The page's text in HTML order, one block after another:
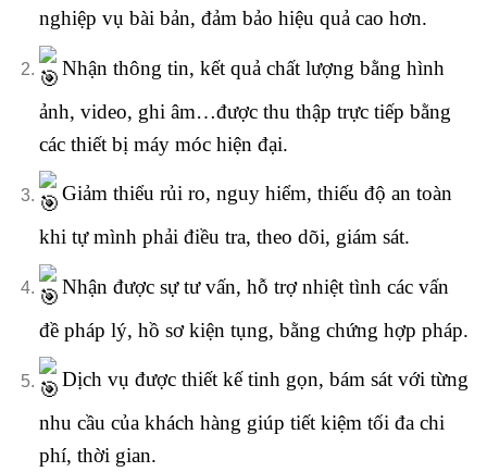
nghiệp vụ bài bản, đảm bảo hiệu quả cao hơn.
Nhận thông tin, kết quả chất lượng bằng hình
ảnh, video, ghi âm…được thu thập trực tiếp bằng
các thiết bị máy móc hiện đại.
Giảm thiểu rủi ro, nguy hiểm, thiếu độ an toàn
khi tự mình phải điều tra, theo dõi, giám sát.
Nhận được sự tư vấn, hỗ trợ nhiệt tình các vấn
đề pháp lý, hồ sơ kiện tụng, bằng chứng hợp pháp.
Dịch vụ được thiết kế tinh gọn, bám sát với từng
nhu cầu của khách hàng giúp tiết kiệm tối đa chi
phí, thời gian.